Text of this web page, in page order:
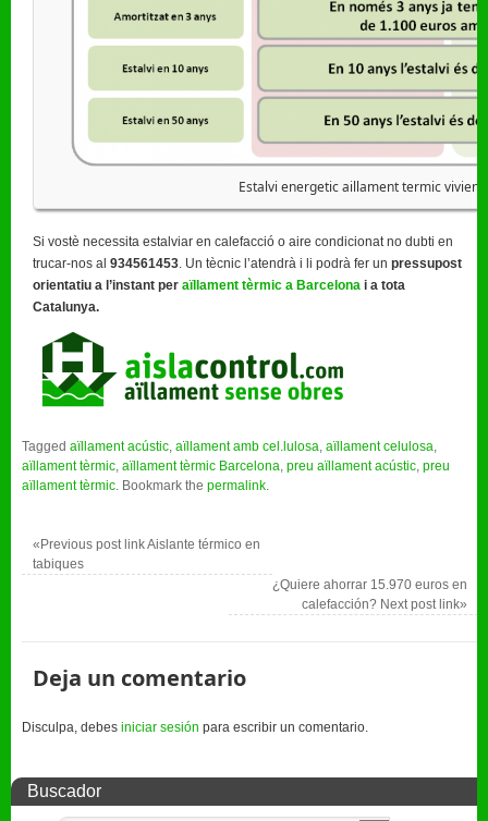
Estalvi energetic aillament termic
Si vostè necessita estalviar en calefacció o aire condicionat no dubti en
trucar-nos al 934561453. Un tècnic l’atendrà i li podrà fer un pressupost
orientatiu a l’instant per aïllament tèrmic a Barcelona i a tota
Catalunya.
Tagged aïllament acústic, aïllament amb cel.lulosa, aïllament celulosa,
aïllament tèrmic, aïllament tèrmic Barcelona, preu aïllament acústic, preu
aïllament tèrmic. Bookmark the permalink.
«Previous post linkAislante térmico en
tabiques
¿Quiere ahorrar 15.970 euros en
calefacción? Next post link»
Deja un comentario
Disculpa, debes iniciar sesión para escribir un comentario.
Buscador